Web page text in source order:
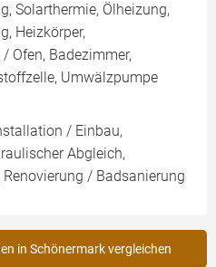
Solarthermie, Ölheizung,
Heizkörper,
Ofen, Badezimmer,
Umwälzpumpe
/ Einbau,
Abgleich,
/ Badsanierung
in Schönermark vergleichen